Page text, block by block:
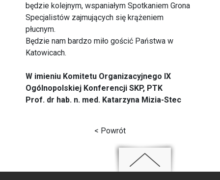
będzie kolejnym, wspaniałym Spotkaniem Grona
Specjalistów zajmujących się krążeniem
płucnym.
Będzie nam bardzo miło gościć Państwa w
Katowicach.
W imieniu Komitetu Organizacyjnego IX
Ogólnopolskiej Konferencji SKP, PTK
Prof. dr hab. n. med. Katarzyna Mizia-Stec
< Powrót